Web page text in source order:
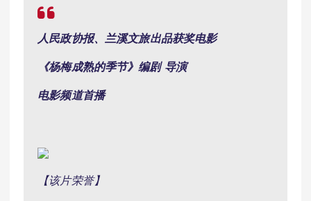
人民政协报、 兰溪文旅出品获奖电影
《杨梅成熟的季节》编剧 导演
电影频道首播
【该片荣誉】